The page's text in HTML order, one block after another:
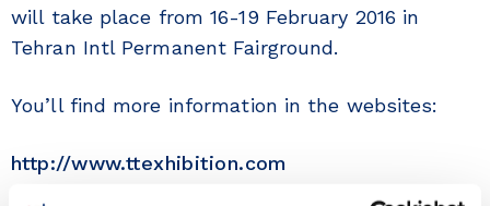
will take place from 16-19 February 2016 in
Tehran Intl Permanent Fairground.
You’ll find more information in the websites:
http://www.ttexhibition.com